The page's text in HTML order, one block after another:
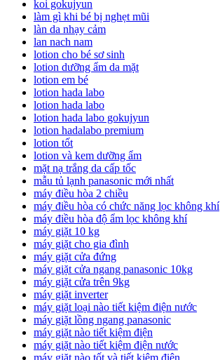
koi gokujyun
làm gì khi bé bị nghẹt mũi
làn da nhạy cảm
lan nach nam
lotion cho bé sơ sinh
lotion dưỡng ẩm da mặt
lotion em bé
lotion hada labo
lotion hada labo
lotion hada labo gokujyun
lotion hadalabo premium
lotion tốt
lotion và kem dưỡng ẩm
mặt nạ trắng da cấp tốc
mẫu tủ lạnh panasonic mới nhất
máy điều hòa 2 chiều
máy điều hòa có chức năng lọc không khí
máy điều hòa độ ẩm lọc không khí
máy giặt 10 kg
máy giặt cho gia đình
máy giặt cửa đứng
máy giặt cửa ngang panasonic 10kg
máy giặt cửa trên 9kg
máy giặt inverter
máy giặt loại nào tiết kiệm điện nước
máy giặt lồng ngang panasonic
máy giặt nào tiết kiệm điện
máy giặt nào tiết kiệm điện nước
máy giặt nào tốt và tiết kiệm điện